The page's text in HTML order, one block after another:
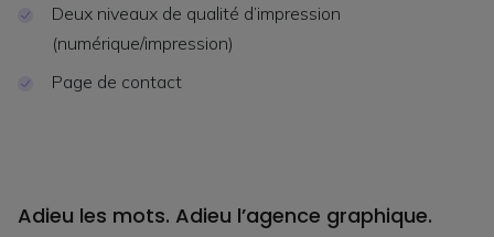
Deux niveaux de qualité d’impression
(numérique/impression)
Page de contact
Adieu les mots. Adieu l’agence graphique.